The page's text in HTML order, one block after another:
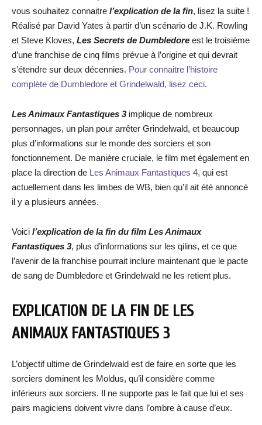
vous souhaitez connaitre l’explication de la fin, lisez la suite !
Réalisé par David Yates à partir d’un scénario de J.K. Rowling
et Steve Kloves, Les Secrets de Dumbledore est le troisième
d’une franchise de cinq films prévue à l’origine et qui devrait
s’étendre sur deux décennies. Pour connaitre l’histoire
complète de Dumbledore et Grindelwald, lisez ceci.
Les Animaux Fantastiques 3implique de nombreux
personnages, un plan pour arrêter Grindelwald, et beaucoup
plus d’informations sur le monde des sorciers et son
fonctionnement. De manière cruciale, le film met également en
place la direction de Les Animaux Fantastiques 4, qui est
actuellement dans les limbes de WB, bien qu’il ait été annoncé
il y a plusieurs années.
Voici l’explication de la fin du film Les Animaux
Fantastiques 3, plus d’informations sur les qilins, et ce que
l’avenir de la franchise pourrait inclure maintenant que le pacte
de sang de Dumbledore et Grindelwald ne les retient plus.
EXPLICATION DE LA FIN DE LES
ANIMAUX FANTASTIQUES 3
L’objectif ultime de Grindelwald est de faire en sorte que les
sorciers dominent les Moldus, qu’il considère comme
inférieurs aux sorciers. Il ne supporte pas le fait que lui et ses
pairs magiciens doivent vivre dans l’ombre à cause d’eux.